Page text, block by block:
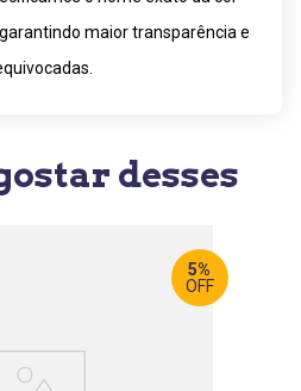
maior transparência e
desses
5%
OFF